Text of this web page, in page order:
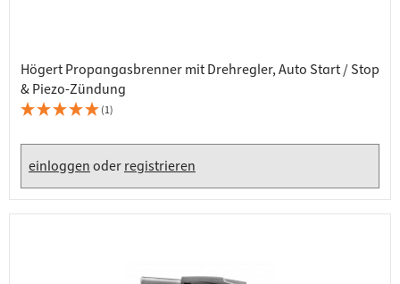
Högert Propangasbrenner mit Drehregler, Auto Start / Stop
& Piezo-Zündung
(1)
einloggenoderregistrieren